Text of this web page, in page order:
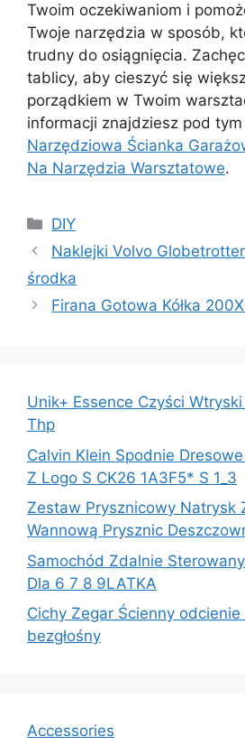
Twoim oczekiwaniom i
Twoje narzędzia w sposób,
trudny do osiągnięcia.
tablicy, aby cieszyć się
porządkiem w Twoim
informacji znajdziesz pod
Narzędziowa Ścianka
Na Narzędzia Warsztatowe.
Kategorie
DIY
Naklejki Volvo
środka
Firana Gotowa Kółka
Unik+ Essence Czyści
Thp
Calvin Klein Spodnie
Z Logo S CK26 1A3F5* S 1_3
Zestaw Prysznicowy Natrysk
Wannową Prysznic
Samochód Zdalnie
Dla 6 7 8 9LATKA
Cichy Zegar Ścienny
bezgłośny
Accessories